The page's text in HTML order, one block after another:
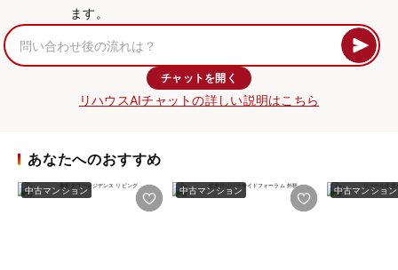
ます。
チャットを開く
リハウスAIチャットの詳しい説明はこちら
あなたへのおすすめ
中古マンション 中古マンション 中古マンション